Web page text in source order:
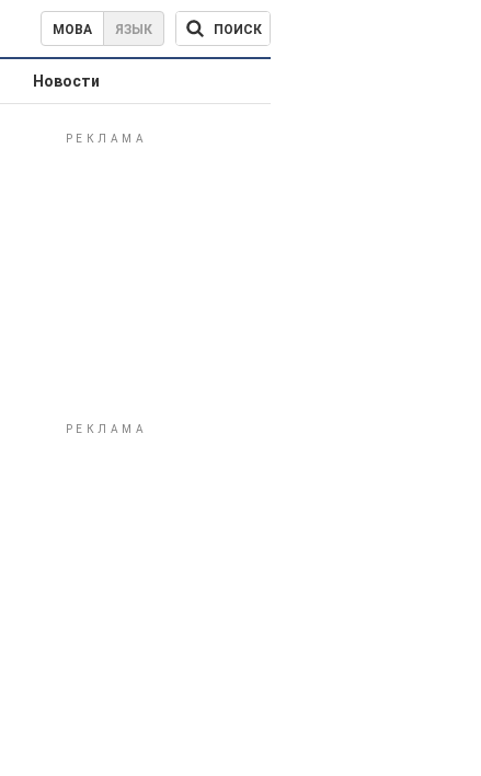
МОВА ЯЗЫК ПОИСК
Новости